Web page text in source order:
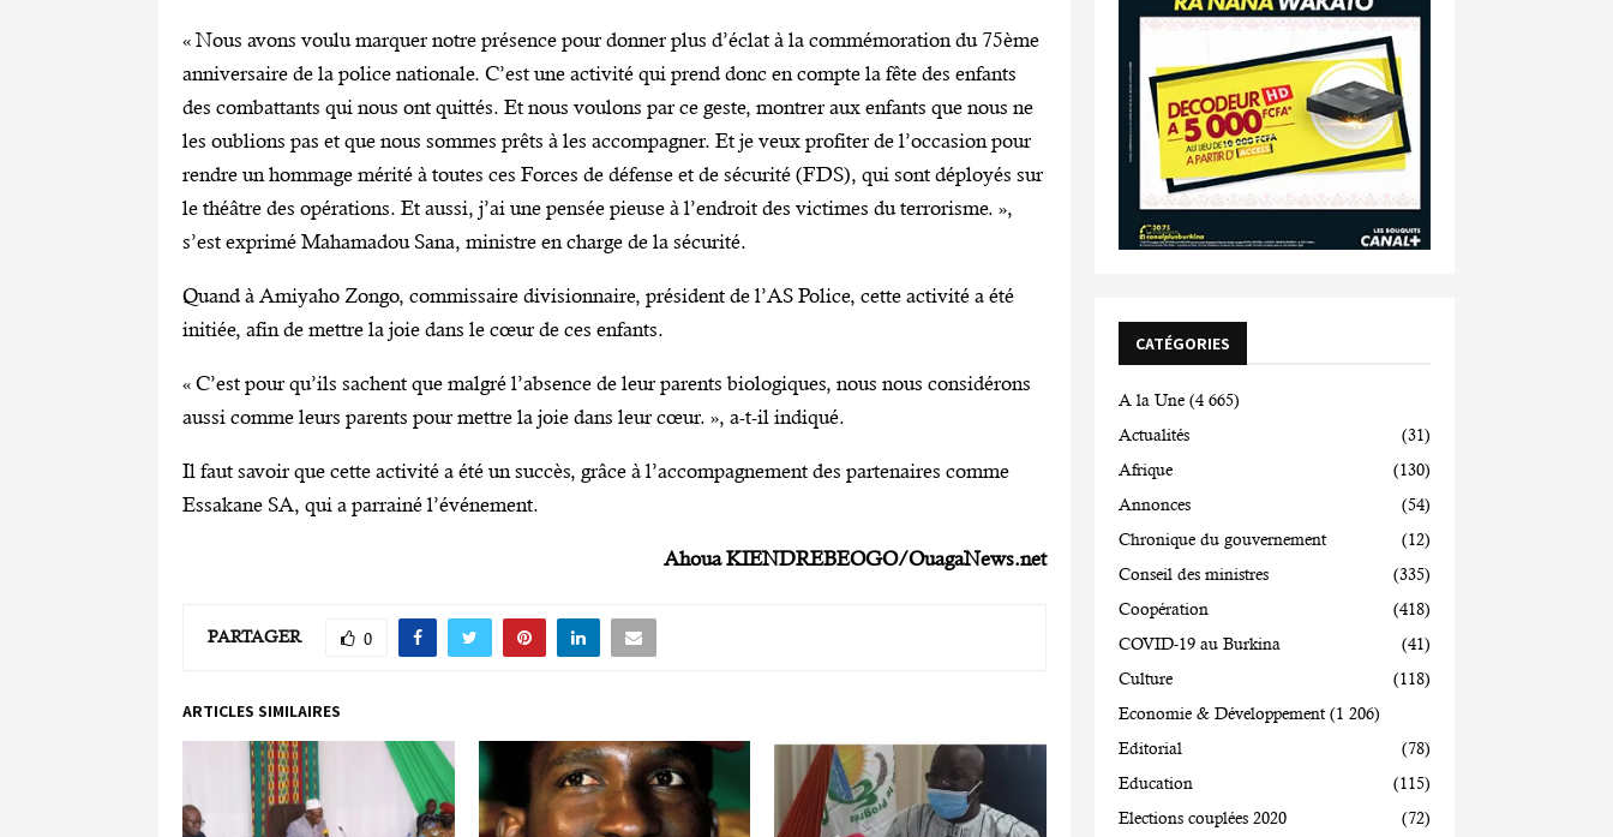
« Nous avons voulu marquer notre présence pour donner plus d’éclat à la commémoration du 75ème
anniversaire de la police nationale. C’est une activité qui prend donc en compte la fête des enfants
des combattants qui nous ont quittés. Et nous voulons par ce geste, montrer aux enfants que nous ne
les oublions pas et que nous sommes prêts à les accompagner. Et je veux profiter de l’occasion pour
rendre un hommage mérité à toutes ces Forces de défense et de sécurité (FDS), qui sont déployés sur
le théâtre des opérations. Et aussi, j’ai une pensée pieuse à l’endroit des victimes du terrorisme. »,
s’est exprimé Mahamadou Sana, ministre en charge de la sécurité.
Quand à Amiyaho Zongo, commissaire divisionnaire, président de l’AS Police, cette activité a été
initiée, afin de mettre la joie dans le cœur de ces enfants.
« C’est pour qu’ils sachent que malgré l’absence de leur parents biologiques, nous nous considérons
aussi comme leurs parents pour mettre la joie dans leur cœur. », a-t-il indiqué.
Il faut savoir que cette activité a été un succès, grâce à l’accompagnement des partenaires comme
Essakane SA, qui a parrainé l’événement.
Ahoua KIENDREBEOGO/OuagaNews.net
PARTAGER 0
ARTICLES SIMILAIRES
CATÉGORIES
A la Une (4 665)
Actualités
(31)
Afrique
(130)
Annonces
(54)
Chronique du gouvernement
(12)
Conseil des ministres
(335)
Coopération
(418)
COVID-19 au Burkina
(41)
Culture
(118)
Economie & Développement (1 206)
Editorial
(78)
Education
(115)
Elections couplées 2020
(72)